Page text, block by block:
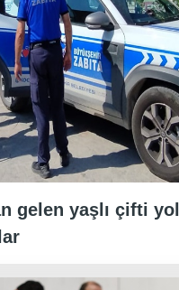
gelen yaşlı çifti